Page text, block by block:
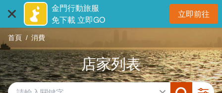
主
要
內
容
區
塊
金門行動旅服
免下載 立即GO
立即前往開
首頁 消費
店家列表